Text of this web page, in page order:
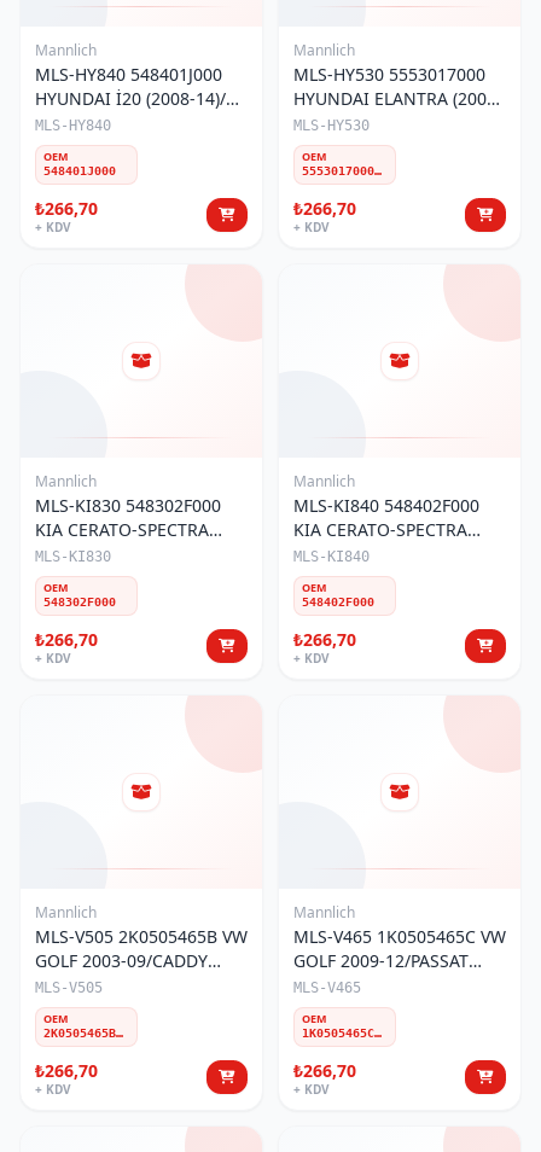
Mannlich
MLS-HY840 548401J000
HYUNDAI İ20 (2008-14)/
İX20 (2010-19) ÖN Z-ROT
SAĞ
MLS-HY840
OEM
548401J000
₺266,70
+ KDV
Mannlich
MLS-HY530 5553017000
HYUNDAI ELANTRA (2000-
06)/KIA CERATO-SPECTRA
(2004-09) ARKA Z-ROT
MLS-HY530
OEM
5553017000 5553029300 5553017010 5553029000
₺266,70
+ KDV
Mannlich
MLS-KI830 548302F000
KIA CERATO-SPECTRA
(2004-2009) ÖN Z-ROT LH
MLS-KI830
OEM
548302F000
₺266,70
+ KDV
Mannlich
MLS-KI840 548402F000
KIA CERATO-SPECTRA
(2004-2009) ÖN Z-ROT RH
MLS-KI840
OEM
548402F000
₺266,70
+ KDV
Mannlich
MLS-V505 2K0505465B VW
GOLF 2003-09/CADDY
2004-20 ARKA Z-ROT
MLS-V505
OEM
2K0505465B 2K0505465C
₺266,70
+ KDV
Mannlich
MLS-V465 1K0505465C VW
GOLF 2009-12/PASSAT
2010-15/TOURAN 2003-
10/SEAT LEON 2012-
20/ALTEA 2004-15 ARKA Z-
MLS-V465
OEM
1K0505465C 1K0505465J 1K0505465K 1K0505465H 1K0505465D
₺266,70
+ KDV